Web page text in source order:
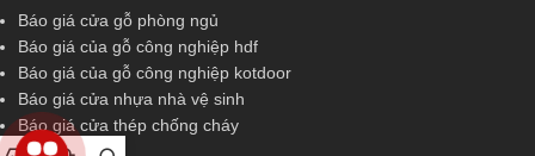
Báo giá cửa gỗ phòng ngủ
Báo giá của gỗ công nghiệp hdf
Báo giá của gỗ công nghiệp kotdoor
Báo giá cửa nhựa nhà vệ sinh
Báo giá cửa thép chống cháy